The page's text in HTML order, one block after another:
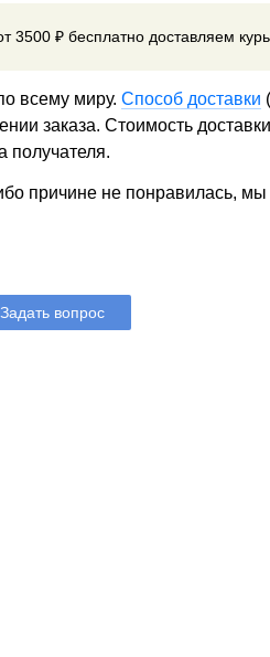
3500 ₽ бесплатно доставляем
всему миру. Способ доставки
заказа. Стоимость
получателя.
причине не понравилась,
Задать вопрос